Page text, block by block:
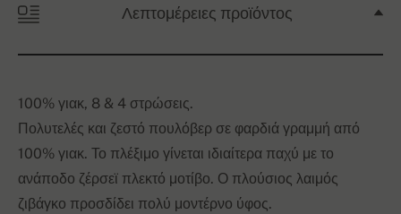
Λεπτομέρειες προϊόντος
100% γιακ, 8 & 4 στρώσεις.
Πολυτελές και ζεστό πουλόβερ σε φαρδιά γραμμή από
100% γιακ. Το πλέξιμο γίνεται ιδιαίτερα παχύ με το
ανάποδο ζέρσεϊ πλεκτό μοτίβο. Ο πλούσιος λαιμός
ζιβάγκο προσδίδει πολύ μοντέρνο ύφος.